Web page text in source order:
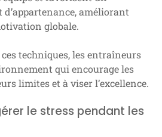
améliorant
globale.
techniques, les entraîneurs
qui encourage les
limites et à viser l’excellence.
le stress pendant les